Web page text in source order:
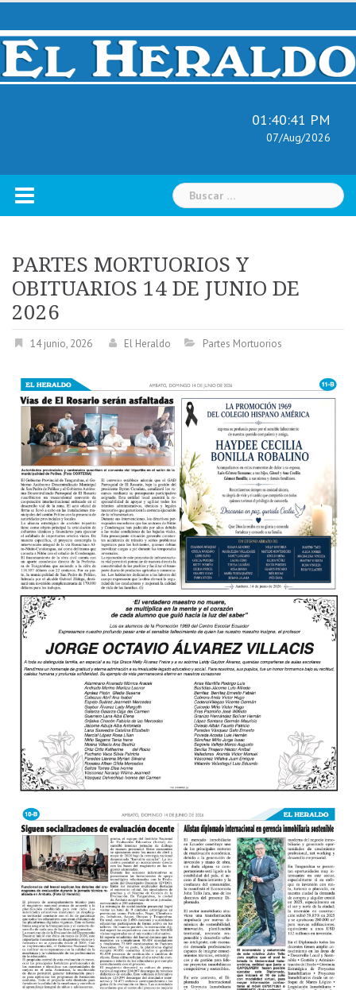
Skip
content
01:40:42 PM
07/Aug/2026
Buscar:
PARTES MORTUORIOS Y
OBITUARIOS 14 DE JUNIO DE
2026
14 junio, 2026 El Heraldo Partes Mortuorios